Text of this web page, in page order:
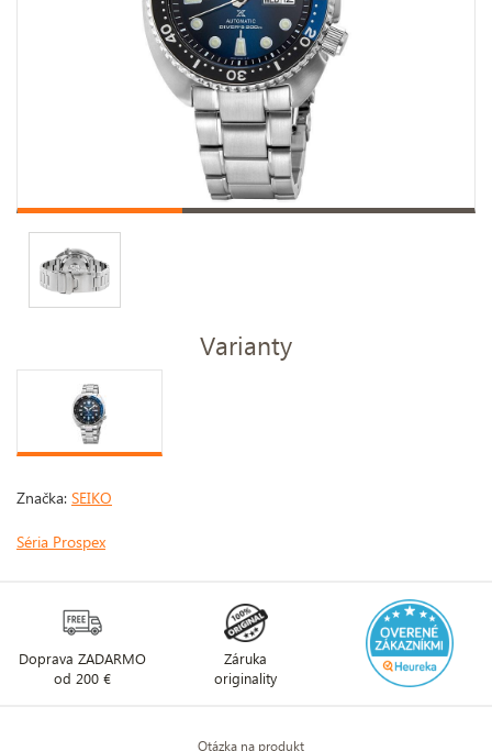
Varianty
Značka: SEIKO
Séria Prospex
Doprava ZADARMO
od 200 €
Záruka
originality
Otázka na produkt